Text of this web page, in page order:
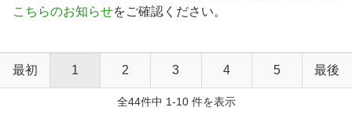
こちらのお知らせをご確認ください。
最初 1 2 3 4 5 最後
全44件中 1-10 件を表示